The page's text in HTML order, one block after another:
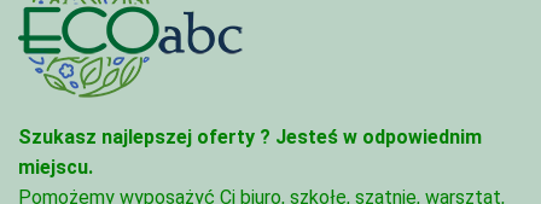
Szukasz najlepszej oferty ? Jesteś w odpowiednim
miejscu.
Pomożemy wyposażyć Ci biuro, szkołę, szatnie, warsztat,